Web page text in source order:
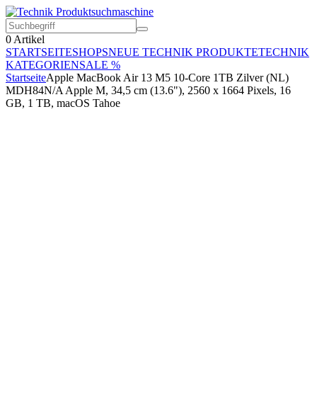
0 Artikel
STARTSEITESHOPSNEUE TECHNIK PRODUKTETECHNIK
KATEGORIENSALE %
StartseiteApple MacBook Air 13 M5 10-Core 1TB Zilver (NL)
MDH84N/A Apple M, 34,5 cm (13.6"), 2560 x 1664 Pixels, 16
GB, 1 TB, macOS Tahoe